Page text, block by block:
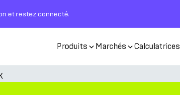
et restez connecté.
Produits Marchés Calculatrices